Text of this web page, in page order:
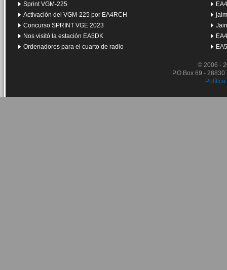
Sprint VGM-225
Activación del VGM-225 por EA4RCH
Concurso SPRINT VGE 2023
Nos visitó la estación EA5DK
Ordenadores para el cuarto de radio
© 2006 -
P.O.Box 69 -